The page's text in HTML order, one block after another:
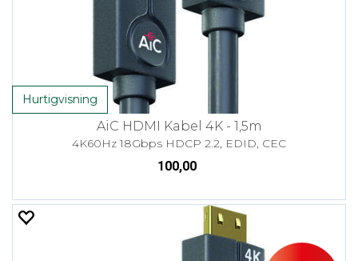
Hurtigvisning
AiC HDMI Kabel 4K - 1,5m
4K60Hz 18Gbps HDCP 2.2, EDID, CEC
100,00